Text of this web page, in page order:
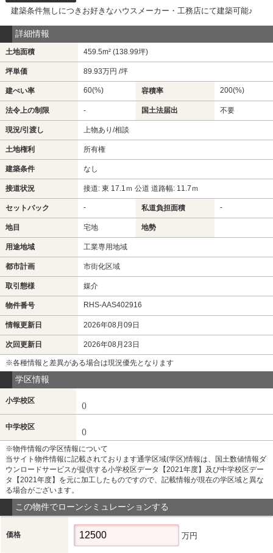
建築条件無しにつきお好きなハウスメーカー・工務店にて建築可能♪
詳細情報
土地面積 459.5m² (138.99坪)
坪単価 89.93万円 /坪
建ぺい率 60(%) 容積率 200(%)
法令上の制限 - 国土法届出 不要
現況/引渡し 上物あり/相談
土地権利 所有権
建築条件 なし
接道状況 接道: 東 17.1ｍ 公道 道路幅: 11.7ｍ
セットバック - 私道負担面積 -
地目 宅地 地勢
用途地域 工業専用地域
都市計画 市街化区域
取引態様 媒介
物件番号 RHS-AAS402916
情報更新日 2026年08月09日
次回更新日 2026年08月23日
※各種情報と差異がある場合は現況優先となります
学区情報
小学校区
()
中学校区
()
※物件情報の学区情報について
当サイト物件情報に記載されております通学区域(学区)情報は、国土数値情報ダ
ウンロードサービスが提供する小学校区データ【2021年度】及び中学校区デー
タ【2021年度】を元に加工したものですので、記載情報が現在の学区域と異な
る場合がございます。
この物件でローンシミュレーションする
価格 万円